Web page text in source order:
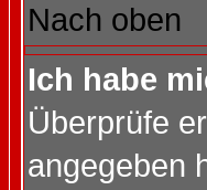
Nach oben
Ich habe
Überprüfe
angegeben